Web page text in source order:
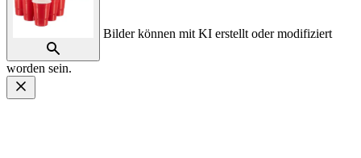
Bilder können mit KI erstellt oder modifiziert
worden sein.